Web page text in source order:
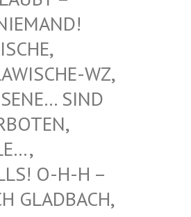
MUSLIM
WZ, ERWACH
HIER V
SCHWUL
H – BERGIS
EBENFA